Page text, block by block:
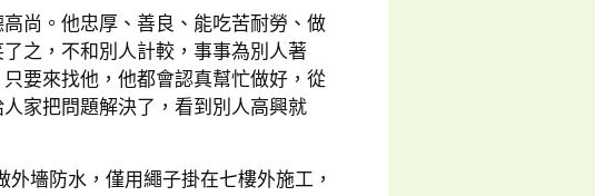
尚。他忠厚、善良、能吃苦耐勞、做
之，不和別人計較，事事為別人著
要來找他，他都會認真幫忙做好，從
家把問題解決了，看到別人高興就
墻防水，僅用繩子掛在七樓外施工，